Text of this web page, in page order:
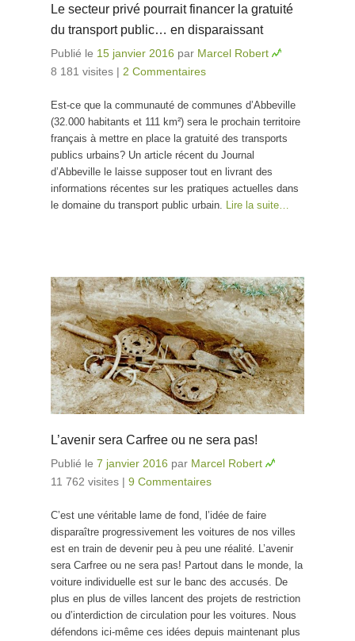
Le secteur privé pourrait financer la gratuité
du transport public… en disparaissant
Publié le 15 janvier 2016 par Marcel Robert
8 181 visites | 2 Commentaires
Est-ce que la communauté de communes d’Abbeville
(32.000 habitants et 111 km²) sera le prochain territoire
français à mettre en place la gratuité des transports
publics urbains? Un article récent du Journal
d’Abbeville le laisse supposer tout en livrant des
informations récentes sur les pratiques actuelles dans
le domaine du transport public urbain. Lire la suite…
L’avenir sera Carfree ou ne sera pas!
Publié le 7 janvier 2016 par Marcel Robert
11 762 visites | 9 Commentaires
C’est une véritable lame de fond, l’idée de faire
disparaître progressivement les voitures de nos villes
est en train de devenir peu à peu une réalité. L’avenir
sera Carfree ou ne sera pas! Partout dans le monde, la
voiture individuelle est sur le banc des accusés. De
plus en plus de villes lancent des projets de restriction
ou d’interdiction de circulation pour les voitures. Nous
défendons ici-même ces idées depuis maintenant plus